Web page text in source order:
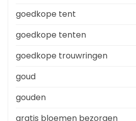
goedkope tent
goedkope tenten
goedkope trouwringen
goud
gouden
gratis bloemen bezorgen